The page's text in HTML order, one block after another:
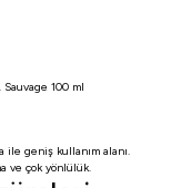
Sauvage 100 ml
ile geniş kullanım alanı.
ve çok yönlülük.